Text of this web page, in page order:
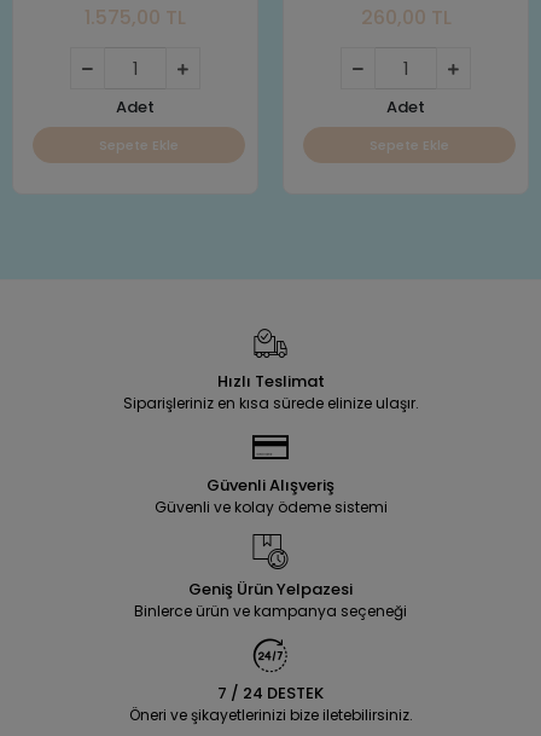
1.575,00 TL
Adet
Sepete Ekle
260,00 TL
Adet
Sepete Ekle
Hızlı Teslimat
Siparişleriniz en kısa sürede elinize ulaşır.
Güvenli Alışveriş
Güvenli ve kolay ödeme sistemi
Geniş Ürün Yelpazesi
Binlerce ürün ve kampanya seçeneği
7 / 24 DESTEK
Öneri ve şikayetlerinizi bize iletebilirsiniz.